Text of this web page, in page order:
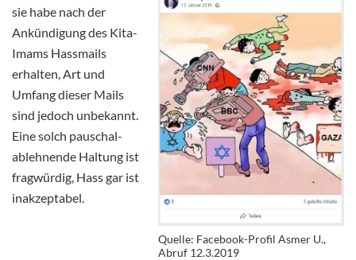
Quelle: Facebook-Profil Asmer U.,
Abruf 12.3.2019
sie habe nach der
Ankündigung des Kita-
Imams Hassmails
erhalten, Art und
Umfang dieser Mails
sind jedoch unbekannt.
Eine solch pauschal-
ablehnende Haltung ist
fragwürdig, Hass gar ist
inakzeptabel.